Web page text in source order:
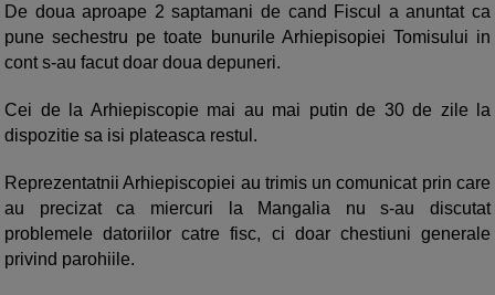
De doua aproape 2 saptamani de cand Fiscul a anuntat ca
pune sechestru pe toate bunurile Arhiepisopiei Tomisului in
cont s-au facut doar doua depuneri.
Cei de la Arhiepiscopie mai au mai putin de 30 de zile la
dispozitie sa isi plateasca restul.
Reprezentatnii Arhiepiscopiei au trimis un comunicat prin care
au precizat ca miercuri la Mangalia nu s-au discutat
problemele datoriilor catre fisc, ci doar chestiuni generale
privind parohiile.